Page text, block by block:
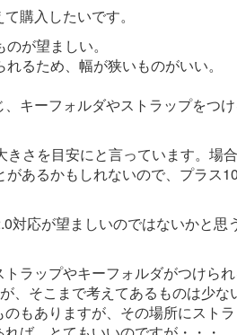
購入したいです。
が望ましい。
るため、幅が狭いものがいい。
キーフォルダやストラップをつ
さを目安にと言っています。場合
あるかもしれないので、プラス
対応が望ましいのではないかと思
ラップやキーフォルダがつけら
、そこまで考えてあるものは少な
もありますが、その場所にスト